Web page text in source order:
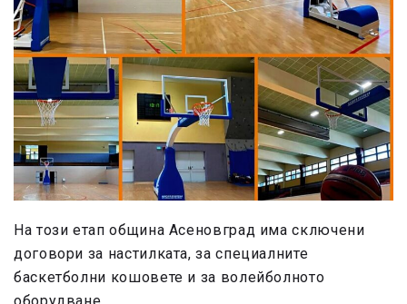
На този етап община Асеновград има сключени
договори за настилката, за специалните
баскетболни кошовете и за волейболното
оборудване.